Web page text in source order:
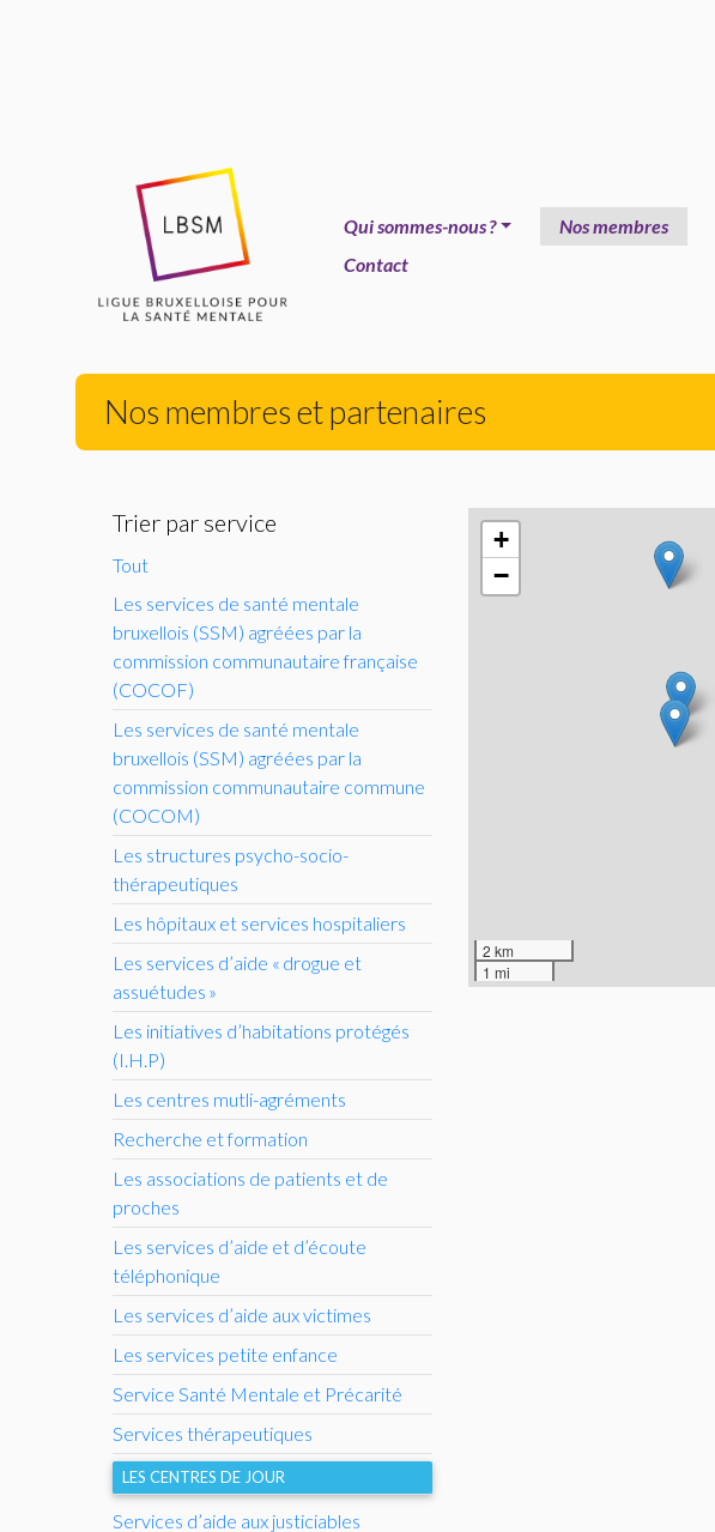
Qui sommes-nous? Nos membres
Contact
Nos membres et partenaires
Trier par service
Tout
Les services de santé mentale
bruxellois (SSM) agréées par la
commission communautaire française
(COCOF)
Les services de santé mentale
bruxellois (SSM) agréées par la
commission communautaire commune
(COCOM)
Les structures psycho-socio-
thérapeutiques
Les hôpitaux et services hospitaliers
Les services d’aide « drogue et
assuétudes »
Les initiatives d’habitations protégés
(I.H. P)
Les centres mutli-agréments
Recherche et formation
Les associations de patients et de
proches
Les services d’aide et d’écoute
téléphonique
Les services d’aide aux victimes
Les services petite enfance
Service Santé Mentale et Précarité
Services thérapeutiques
LES CENTRES DE JOUR
Services d’aide aux justiciables
+
−
2 km
1 mi